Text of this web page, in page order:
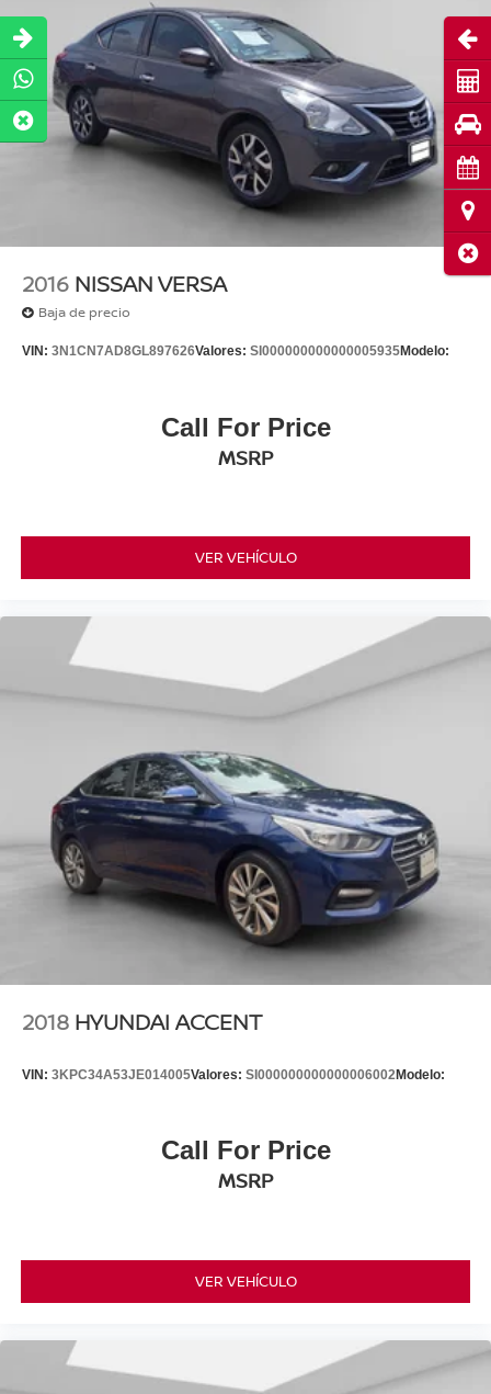
2016 NISSAN VERSA
Baja de precio
VIN: 3N1CN7AD8GL897626Valores: SI000000000000005935Modelo:
Call For Price
MSRP
VER VEHÍCULO
2018 HYUNDAI ACCENT
VIN: 3KPC34A53JE014005Valores: SI000000000000006002Modelo:
Call For Price
MSRP
VER VEHÍCULO